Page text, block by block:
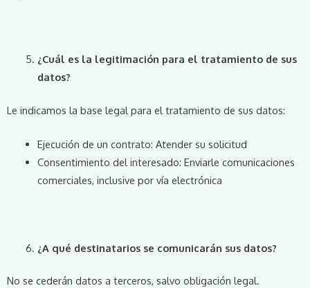
¿Cuál es la legitimación para el tratamiento de sus
datos?
Le indicamos la base legal para el tratamiento de sus datos:
Ejecución de un contrato: Atender su solicitud
Consentimiento del interesado: Enviarle comunicaciones
comerciales, inclusive por vía electrónica
¿A qué destinatarios se comunicarán sus datos?
No se cederán datos a terceros, salvo obligación legal.